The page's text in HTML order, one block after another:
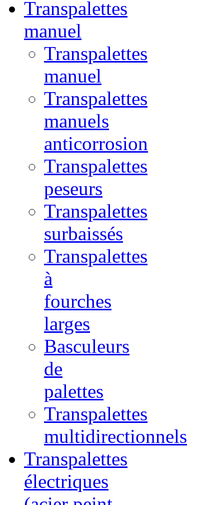
Transpalettes
manuel
Transpalettes
manuel
Transpalettes
manuels
anticorrosion
Transpalettes
peseurs
Transpalettes
surbaissés
Transpalettes
à
fourches
larges
Basculeurs
de
palettes
Transpalettes
multidirectionnels
Transpalettes
électriques